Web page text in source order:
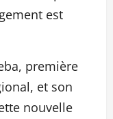
est
première
et son
nouvelle